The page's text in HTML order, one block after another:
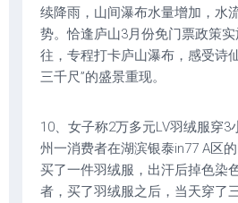
续降雨，山间瀑布水量增加，水
势。恰逢庐山3月份免门票政策
往，专程打卡庐山瀑布，感受诗
三千尺”的盛景重现。
10、女子称2万多元LV羽绒服穿3
州一消费者在湖滨银泰in77 A区
买了一件羽绒服，出汗后掉色染
者，买了羽绒服之后，当天穿了